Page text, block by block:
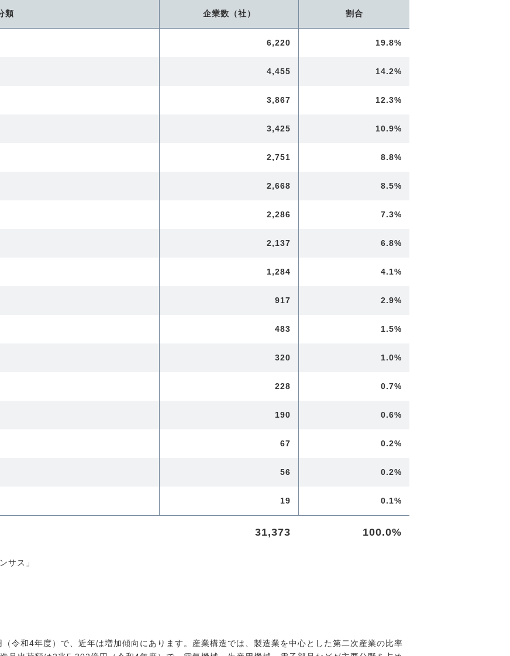
類 企業数（社） 割合
6,220 19.8%
4,455 14.2%
3,867 12.3%
3,425 10.9%
2,751 8.8%
2,668 8.5%
2,286 7.3%
2,137 6.8%
1,284 4.1%
917 2.9%
483 1.5%
320 1.0%
228 0.7%
190 0.6%
67 0.2%
56 0.2%
19 0.1%
31,373 100.0%
サス」
令和4年度）で、近年は増加傾向にあります。産業構造では、製造業を中心とした第二次産業の比率